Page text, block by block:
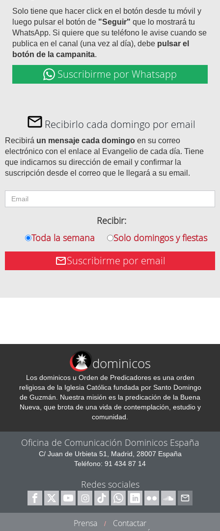
Solo tiene que hacer click en el botón desde tu móvil y
luego pulsar el botón de "Seguir" que lo mostrará tu
WhatsApp. Si quiere que su teléfono le avise cuando se
publica en el canal (una vez al día), debe pulsar el
botón de la campanita.
Suscribirme por Whatsapp
Recibirlo cada domingo por email
Recibirá un mensaje cada domingo en su correo
electrónico con el enlace al Evangelio de cada día. Tiene
que indicarnos su dirección de email y confirmar la
suscripción desde el correo que le llegará a su email.
Recibir:
Toda la semana
Solo domingos y fiestas
Suscribirme por email
dominicos
Los dominicos u Orden de Predicadores es una orden
religiosa de la Iglesia Católica fundada por Santo Domingo
de Guzmán. Nuestra misión es la predicación de la Buena
Nueva, que brota de una vida de contemplación, estudio y
comunidad.
Oficina de Comunicación Dominicos España
C/ Juan de Urbieta 51, Madrid, 28007 España
Teléfono: 91 434 87 14
Redes sociales
Prensa /
Contactar